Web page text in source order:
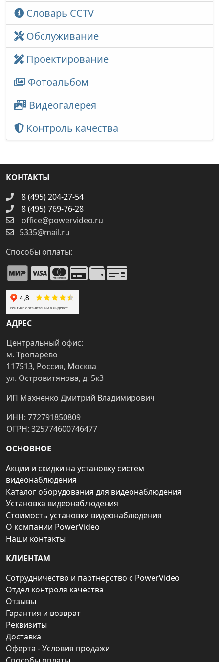
Словарь CCTV
Обслуживание
Проектирование
Фотоальбом
Видеогалерея
Контроль качества
КОНТАКТЫ
8 (495) 204-27-54
8 (495) 769-76-28
office@powervideo.ru
5335@mail.ru
Способы оплаты:
АДРЕС
Центральный офис:
м. Тропарёво
117513, Россия, Москва
ул. Островитянова, д. 5к3
ИП Махненко Дмитрий Владимирович
ИНН: 772791850809
ОГРН: 325774600746477
ОСНОВНОЕ
Акции и скидки на установку систем
видеонаблюдения
Каталог оборудования для видеонаблюдения
Установка видеонаблюдения
Стоимость установки видеонаблюдения
О компании PowerVideo
Наши контакты
КЛИЕНТАМ
Сотрудничество и партнерство с PowerVideo
Отдел контроля качества
Отзывы
Гарантия и возврат
Реквизиты
Доставка
Оферта - Условия продажи